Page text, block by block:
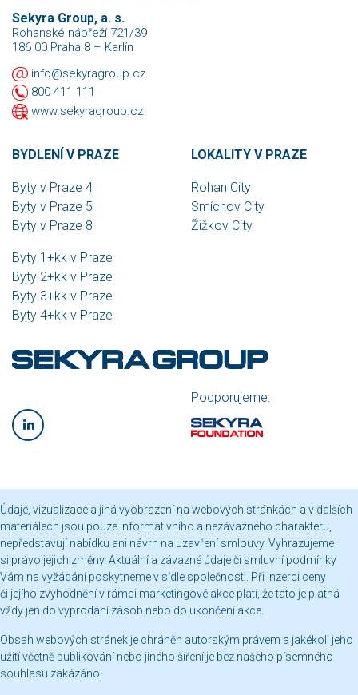
Sekyra Group, a. s.
Rohanské nábřeží 721/39
186 00 Praha 8 – Karlín
info@sekyragroup.cz
800 411 111
www.sekyragroup.cz
LOKALITY V PRAZE
Rohan City
Smíchov City
Žižkov City
BYDLENÍ V PRAZE
Byty v Praze 4
Byty v Praze 5
Byty v Praze 8
Byty 1+kk v Praze
Byty 2+kk v Praze
Byty 3+kk v Praze
Byty 4+kk v Praze
Podporujeme:
Údaje, vizualizace a jiná vyobrazení na webových stránkách a v dalších
materiálech jsou pouze informativního a nezávazného charakteru,
nepředstavují nabídku ani návrh na uzavření smlouvy. Vyhrazujeme
si právo jejich změny. Aktuální a závazné údaje či smluvní podmínky
Vám na vyžádání poskytneme v sídle společnosti. Při inzerci ceny
či jejího zvýhodnění v rámci marketingové akce platí, že tato je platná
vždy jen do vyprodání zásob nebo do ukončení akce.
Obsah webových stránek je chráněn autorským právem a jakékoli jeho
užití včetně publikování nebo jiného šíření je bez našeho písemného
souhlasu zakázáno.